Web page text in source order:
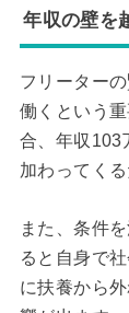
年収の壁を
フリーター
働くという
合、年収103
加わってく
また、条件
ると自身で
に扶養から